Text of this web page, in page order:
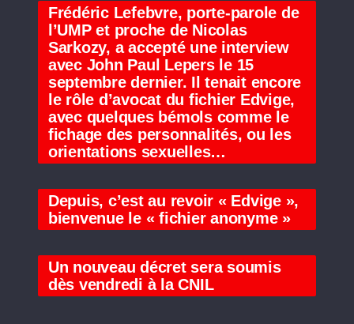
Frédéric Lefebvre, porte-parole de
l’UMP et proche de Nicolas
Sarkozy, a accepté une interview
avec John Paul Lepers le 15
septembre dernier. Il tenait encore
le rôle d’avocat du fichier Edvige,
avec quelques bémols comme le
fichage des personnalités, ou les
orientations sexuelles…
Depuis, c’est au revoir « Edvige »,
bienvenue le « fichier anonyme »
Un nouveau décret sera soumis
dès vendredi à la CNIL